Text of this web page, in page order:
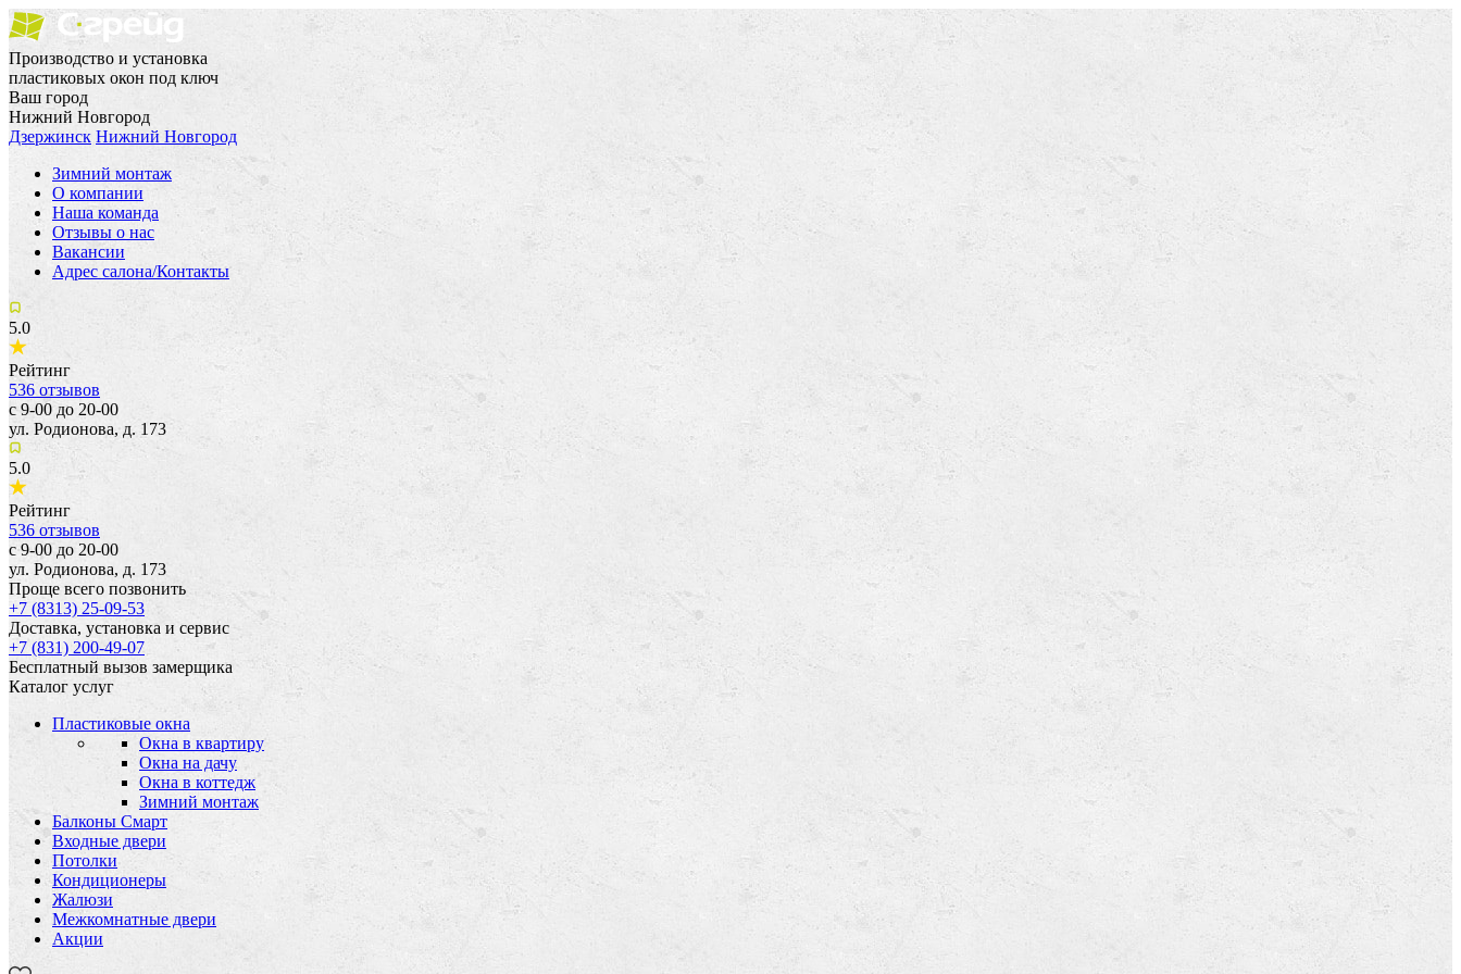
Производство и установка
пластиковых окон под ключ
Ваш город
Нижний Новгород
Дзержинск Нижний Новгород
Зимний монтаж
О компании
Наша команда
Отзывы о нас
Вакансии
Адрес салона/Контакты
5.0
Рейтинг
536 отзывов
с 9-00 до 20-00
ул. Родионова, д. 173
5.0
Рейтинг
536 отзывов
с 9-00 до 20-00
ул. Родионова, д. 173
Проще всего позвонить
+7 (8313) 25-09-53
Доставка, установка и сервис
+7 (831) 200-49-07
Бесплатный вызов замерщика
Каталог услуг
Пластиковые окна
Окна в квартиру
Окна на дачу
Окна в коттедж
Зимний монтаж
Балконы Смарт
Входные двери
Потолки
Кондиционеры
Жалюзи
Межкомнатные двери
Акции